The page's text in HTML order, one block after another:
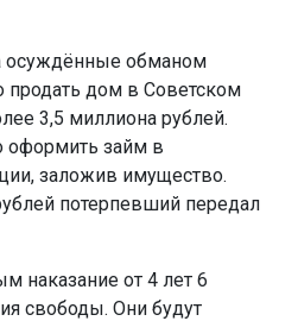
осуждённые обманом
продать дом в Советском
3,5 миллиона рублей.
оформить займ в
заложив имущество.
потерпевший передал
наказание от 4 лет 6
свободы. Они будут